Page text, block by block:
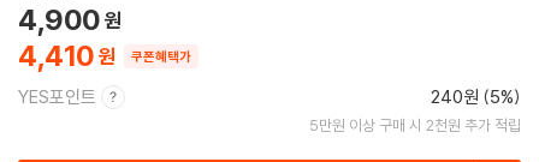
4,410
4,900
쿠폰혜택가
YES포인트 240원 (5%)
5만원 이상 구매 시 2천원 추가 적립